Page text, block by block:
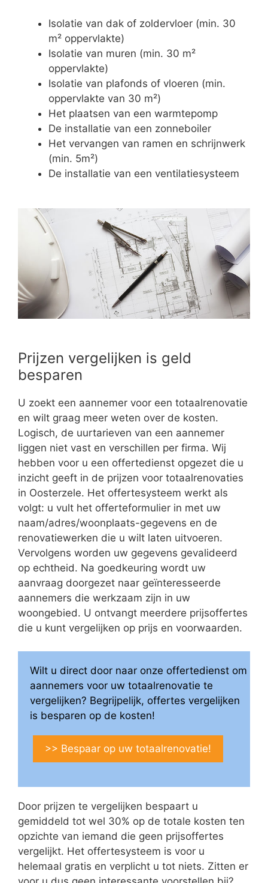
Isolatie van dak of zoldervloer (min. 30
m² oppervlakte)
Isolatie van muren (min. 30 m²
oppervlakte)
Isolatie van plafonds of vloeren (min.
oppervlakte van 30 m²)
Het plaatsen van een warmtepomp
De installatie van een zonneboiler
Het vervangen van ramen en schrijnwerk
(min. 5m²)
De installatie van een ventilatiesysteem
Prijzen vergelijken is geld
besparen
U zoekt een aannemer voor een totaalrenovatie
en wilt graag meer weten over de kosten.
Logisch, de uurtarieven van een aannemer
liggen niet vast en verschillen per firma. Wij
hebben voor u een offertedienst opgezet die u
inzicht geeft in de prijzen voor totaalrenovaties
in Oosterzele. Het offertesysteem werkt als
volgt: u vult het offerteformulier in met uw
naam/adres/woonplaats-gegevens en de
renovatiewerken die u wilt laten uitvoeren.
Vervolgens worden uw gegevens gevalideerd
op echtheid. Na goedkeuring wordt uw
aanvraag doorgezet naar geïnteresseerde
aannemers die werkzaam zijn in uw
woongebied. U ontvangt meerdere prijsoffertes
die u kunt vergelijken op prijs en voorwaarden.
Wilt u direct door naar onze offertedienst om
aannemers voor uw totaalrenovatie te
vergelijken? Begrijpelijk, offertes vergelijken
is besparen op de kosten!
>> Bespaar op uw totaalrenovatie!
Door prijzen te vergelijken bespaart u
gemiddeld tot wel 30% op de totale kosten ten
opzichte van iemand die geen prijsoffertes
vergelijkt. Het offertesysteem is voor u
helemaal gratis en verplicht u tot niets. Zitten er